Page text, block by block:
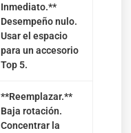
Inmediato.**
Desempeño nulo.
Usar el espacio
para un accesorio
Top 5.
**Reemplazar.**
Baja rotación.
Concentrar la